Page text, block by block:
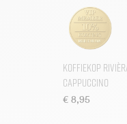
Koffiekop
Cappuccino
€ 8,95